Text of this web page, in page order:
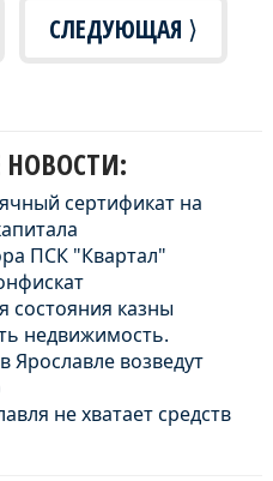
СЛЕДУЮЩАЯ ⟩
сертификат на
ПСК "Квартал"
состояния казны
недвижимость.
возведут
не хватает средств